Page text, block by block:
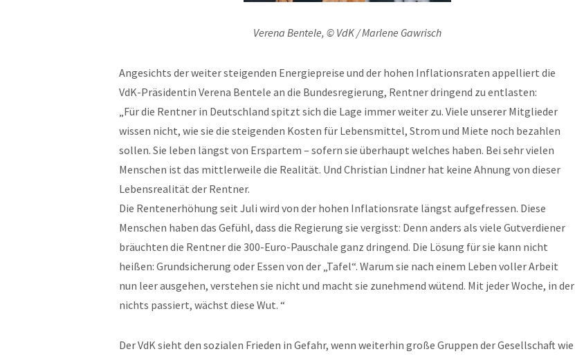
Verena Bentele, © VdK / Marlene Gawrisch
Angesichts der weiter steigenden Energiepreise und der hohen Inflationsraten appelliert die
VdK-Präsidentin Verena Bentele an die Bundesregierung, Rentner dringend zu entlasten:
„Für die Rentner in Deutschland spitzt sich die Lage immer weiter zu. Viele unserer Mitglieder
wissen nicht, wie sie die steigenden Kosten für Lebensmittel, Strom und Miete noch bezahlen
sollen. Sie leben längst von Erspartem – sofern sie überhaupt welches haben. Bei sehr vielen
Menschen ist das mittlerweile die Realität. Und Christian Lindner hat keine Ahnung von dieser
Lebensrealität der Rentner.
Die Rentenerhöhung seit Juli wird von der hohen Inflationsrate längst aufgefressen. Diese
Menschen haben das Gefühl, dass die Regierung sie vergisst: Denn anders als viele Gutverdiener
bräuchten die Rentner die 300-Euro-Pauschale ganz dringend. Die Lösung für sie kann nicht
heißen: Grundsicherung oder Essen von der „Tafel“. Warum sie nach einem Leben voller Arbeit
nun leer ausgehen, verstehen sie nicht und macht sie zunehmend wütend. Mit jeder Woche, in der
nichts passiert, wächst diese Wut. “
Der VdK sieht den sozialen Frieden in Gefahr, wenn weiterhin große Gruppen der Gesellschaft wie